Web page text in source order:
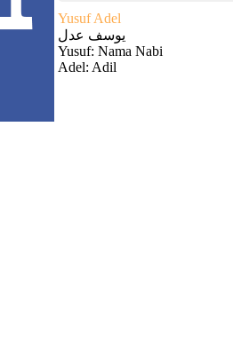
Yusuf Adel
يوسف عدل
Yusuf: Nama Nabi
Adel: Adil